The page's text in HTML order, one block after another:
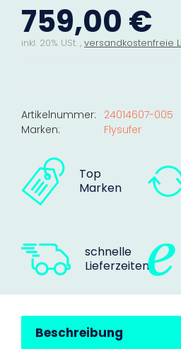
759,00 €
inkl. 20% USt. , versandkostenfreie
Artikelnummer:
24014607-005
Marken:
Flysufer
Top
Marken
schnelle
Lieferzeiten
Beschreibung